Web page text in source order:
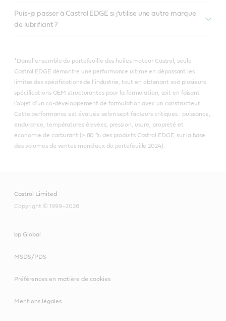
Puis-je passer à Castrol EDGE si j’utilise une autre marque
de lubrifiant ?
*Dans l'ensemble du portefeuille des huiles moteur Castrol, seule
Castrol EDGE démontre une performance ultime en dépassant les
limites des spécifications de l’industrie, tout en obtenant soit plusieurs
spécifications OEM structurantes pour la formulation, soit en faisant
l’objet d’un co‑développement de formulation avec un constructeur.
Cette performance est évaluée selon sept facteurs critiques : puissance,
endurance, températures élevées, pression, usure, propreté et
économie de carburant (> 80 % des produits Castrol EDGE, sur la base
des volumes de ventes mondiaux du portefeuille 2024).
Castrol Limited
Copyright © 1999–2026
bp Global
MSDS/PDS
Préférences en matière de cookies
Mentions légales